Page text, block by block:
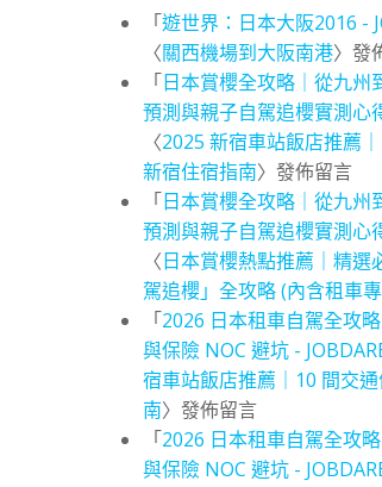
「遊世界：日本大阪2016 -
〈關西機場到大阪南港〉發
「日本賞櫻全攻略｜從九州
預測與親子自駕追櫻實測心
〈2025 新宿車站飯店推薦
新宿住宿指南〉發佈留言
「日本賞櫻全攻略｜從九州
預測與親子自駕追櫻實測心
〈日本賞櫻熱點推薦｜精選
駕追櫻」全攻略 (內含租車
「2026 日本租車自駕全攻
與保險 NOC 避坑 -
宿車站飯店推薦｜10 間交
南〉發佈留言
「2026 日本租車自駕全攻
與保險 NOC 避坑 -